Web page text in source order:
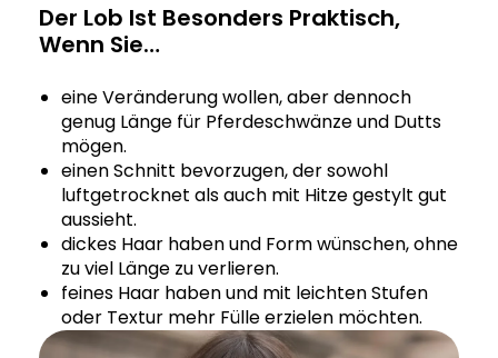
Der Lob Ist Besonders Praktisch,
Wenn Sie…
eine Veränderung wollen, aber dennoch
genug Länge für Pferdeschwänze und Dutts
mögen.
einen Schnitt bevorzugen, der sowohl
luftgetrocknet als auch mit Hitze gestylt gut
aussieht.
dickes Haar haben und Form wünschen, ohne
zu viel Länge zu verlieren.
feines Haar haben und mit leichten Stufen
oder Textur mehr Fülle erzielen möchten.